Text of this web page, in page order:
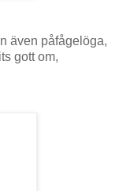
även påfågelöga,
gott om,